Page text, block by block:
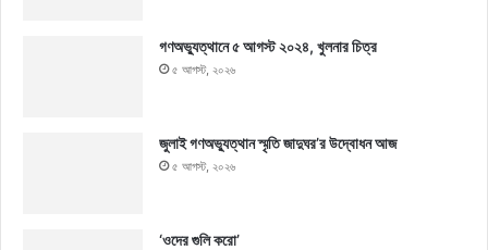
গণঅভ্যুত্থানে ৫ আগস্ট ২০২৪, খুলনার চিত্র
৫ আগস্ট, ২০২৬
জুলাই গণঅভ্যুত্থান স্মৃতি জাদুঘর’র উদ্বোধন আজ
৫ আগস্ট, ২০২৬
‘ওদের গুলি করো’